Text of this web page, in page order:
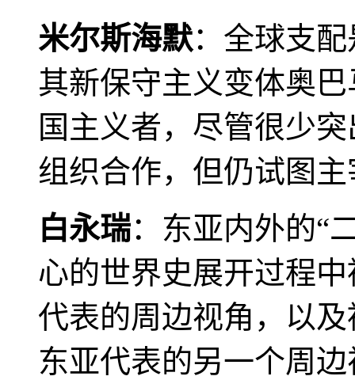
米尔斯海默：全球支
其新保守主义变体奥
国主义者，尽管很少
组织合作，但仍试图
白永瑞：东亚内外的“
心的世界史展开过程
代表的周边视角，以
东亚代表的另一个周